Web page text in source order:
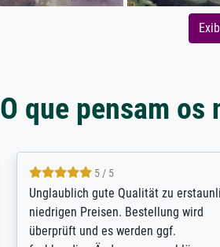
O que pensam
5 / 5
Excellent / Highly recommended. The
selection, ordering and payment
were easy, shipping was efficient and